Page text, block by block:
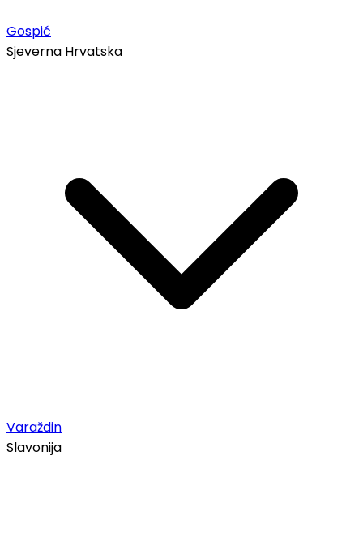
Gospić
Sjeverna Hrvatska
Varaždin
Slavonija